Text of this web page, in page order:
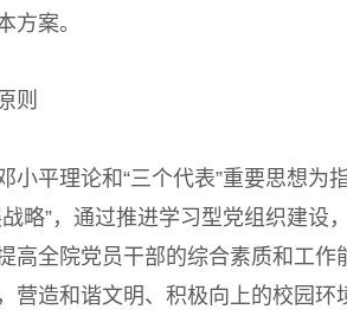
方案。
则
平理论和“三个代表”重要思想为指
略”，通过推进学习型党组织建设
高全院党员干部的综合素质和工作
营造和谐文明、积极向上的校园环